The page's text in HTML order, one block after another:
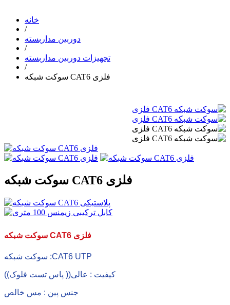
خانه
/
دوربین مداربسته
/
تجهیزات دوربین مداربسته
/
سوکت شبکه CAT6 فلزی
سوکت شبکه CAT6 فلزی
سوکت شبکه CAT6 فلزی
سوکت شبکه :CAT6 UTP
کیفیت : عالی(( پاس تست فلوک))
جنس پین : مس خالص